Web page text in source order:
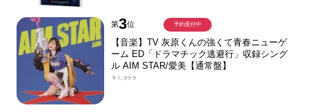
第3位
【音楽】TV 灰原くんの強くて青春ニューゲ
ーム ED「ドラマチック逃避行」収録シング
ル AIM STAR/愛美【通常盤】
￥1,999
予約受付中